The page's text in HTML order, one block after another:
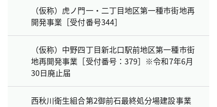
（仮称）虎ノ門一・二丁目地区第一種市街地再
開発事業［受付番号344］
（仮称）中野四丁目新北口駅前地区第一種市街
地再開発事業［受付番号：379］※令和7年6月
30日廃止届
西秋川衛生組合第2御前石最終処分場建設事業